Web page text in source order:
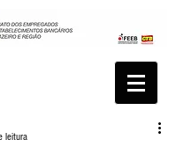
leitura